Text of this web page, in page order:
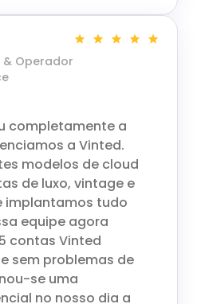
Operador
completamente a
a Vinted.
modelos de cloud
de luxo, vintage e
implantamos tudo
equipe agora
contas Vinted
sem problemas de
se uma
no nosso dia a